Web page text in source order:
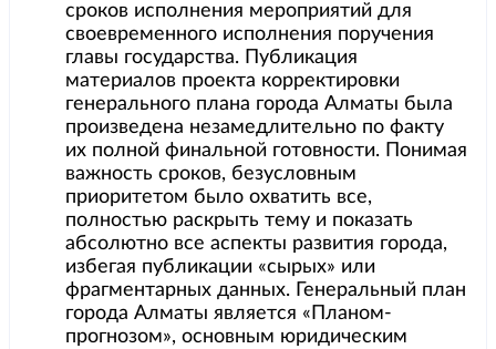
сроков исполнения мероприятий для
своевременного исполнения поручения
главы государства. Публикация
материалов проекта корректировки
генерального плана города Алматы была
произведена незамедлительно по факту
их полной финальной готовности. Понимая
важность сроков, безусловным
приоритетом было охватить все,
полностью раскрыть тему и показать
абсолютно все аспекты развития города,
избегая публикации «сырых» или
фрагментарных данных. Генеральный план
города Алматы является «Планом-
прогнозом», основным юридическим